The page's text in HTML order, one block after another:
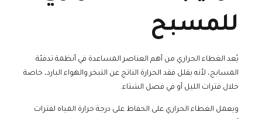
للمسبح
يُعد الغطاء الحراري من أهم العناصر المساعدة في أنظمة تدفئة
المسابح، لأنه يقلل فقد الحرارة الناتج عن التبخر والهواء البارد، خاصة
خلال فترات الليل أو في فصل الشتاء.
ويعمل الغطاء الحراري على الحفاظ على درجة حرارة المياه لفترات